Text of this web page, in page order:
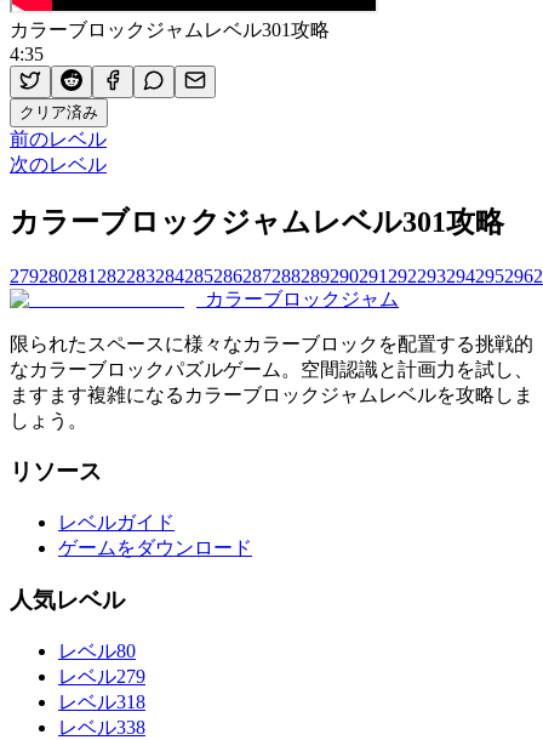
カラーブロックジャムレベル301攻略
4:35
クリア済み
前のレベル
次のレベル
カラーブロックジャムレベル301攻略
279280281 282283284285286287288289290291 292293294295296
カラーブロックジャム
限られたスペースに様々なカラーブロックを配置する挑戦的
なカラーブロックパズルゲーム。空間認識と計画力を試し、
ますます複雑になるカラーブロックジャムレベルを攻略しま
しょう。
リソース
レベルガイド
ゲームをダウンロード
人気レベル
レベル80
レベル279
レベル318
レベル338